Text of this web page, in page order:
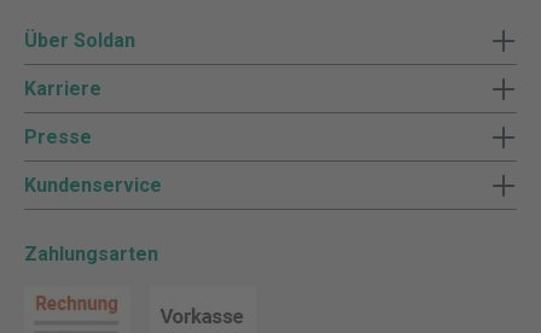
Über Soldan
Karriere
Presse
Kundenservice
Zahlungsarten